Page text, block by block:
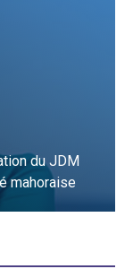
du JDM
mahoraise